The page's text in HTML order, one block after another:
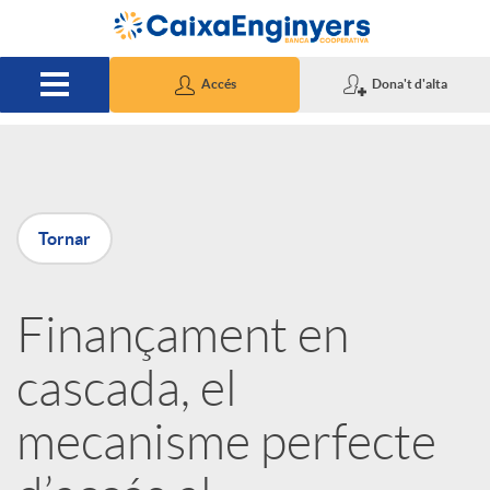
Salta al contingut principal
Accés Dona't d'alta
P
u
b
l
Tornar
Finançament en
cascada, el
mecanisme perfecte